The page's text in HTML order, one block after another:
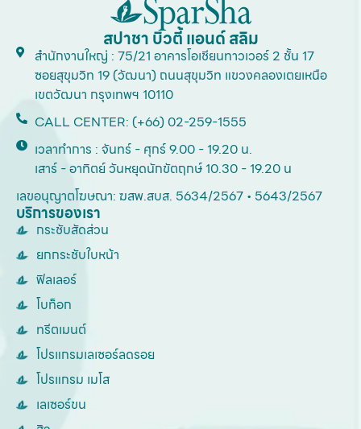
สปาชา บิวตี้ แอนด์ สลิม
สำนักงานใหญ่ : 75/21 อาคารโอเชียนทาวเวอร์ 2 ชั้น 17
ซอยสุขุมวิท 19 (วัฒนา) ถนนสุขุมวิท แขวงคลองเตยเหนือ
เขตวัฒนา กรุงเทพฯ 10110
CALL CENTER: (+66) 02-259-1555
เวลาทำการ : จันทร์ - ศุกร์ 9.00 - 19.20 น.
เสาร์ - อาทิตย์ วันหยุดนักขัตฤกษ์ 10.30 - 19.20 น
เลขอนุญาตโฆษณา: ฆสพ.สบส. 5634/2567 • 5643/2567
บริการของเรา
กระชับสัดส่วน
ยกกระชับใบหน้า
ฟิลเลอร์
โบท็อก
ทรีตเมนต์
โปรแกรมเลเซอร์ลดรอย
โปรแกรม เมโส
เลเซอร์ขน